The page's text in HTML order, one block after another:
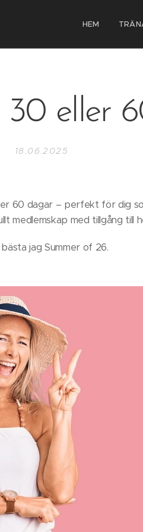
HEM
30 eller
18.06.2025
60 dagar – perfekt för dig
medlemskap med tillgång till
jag Summer of 26.